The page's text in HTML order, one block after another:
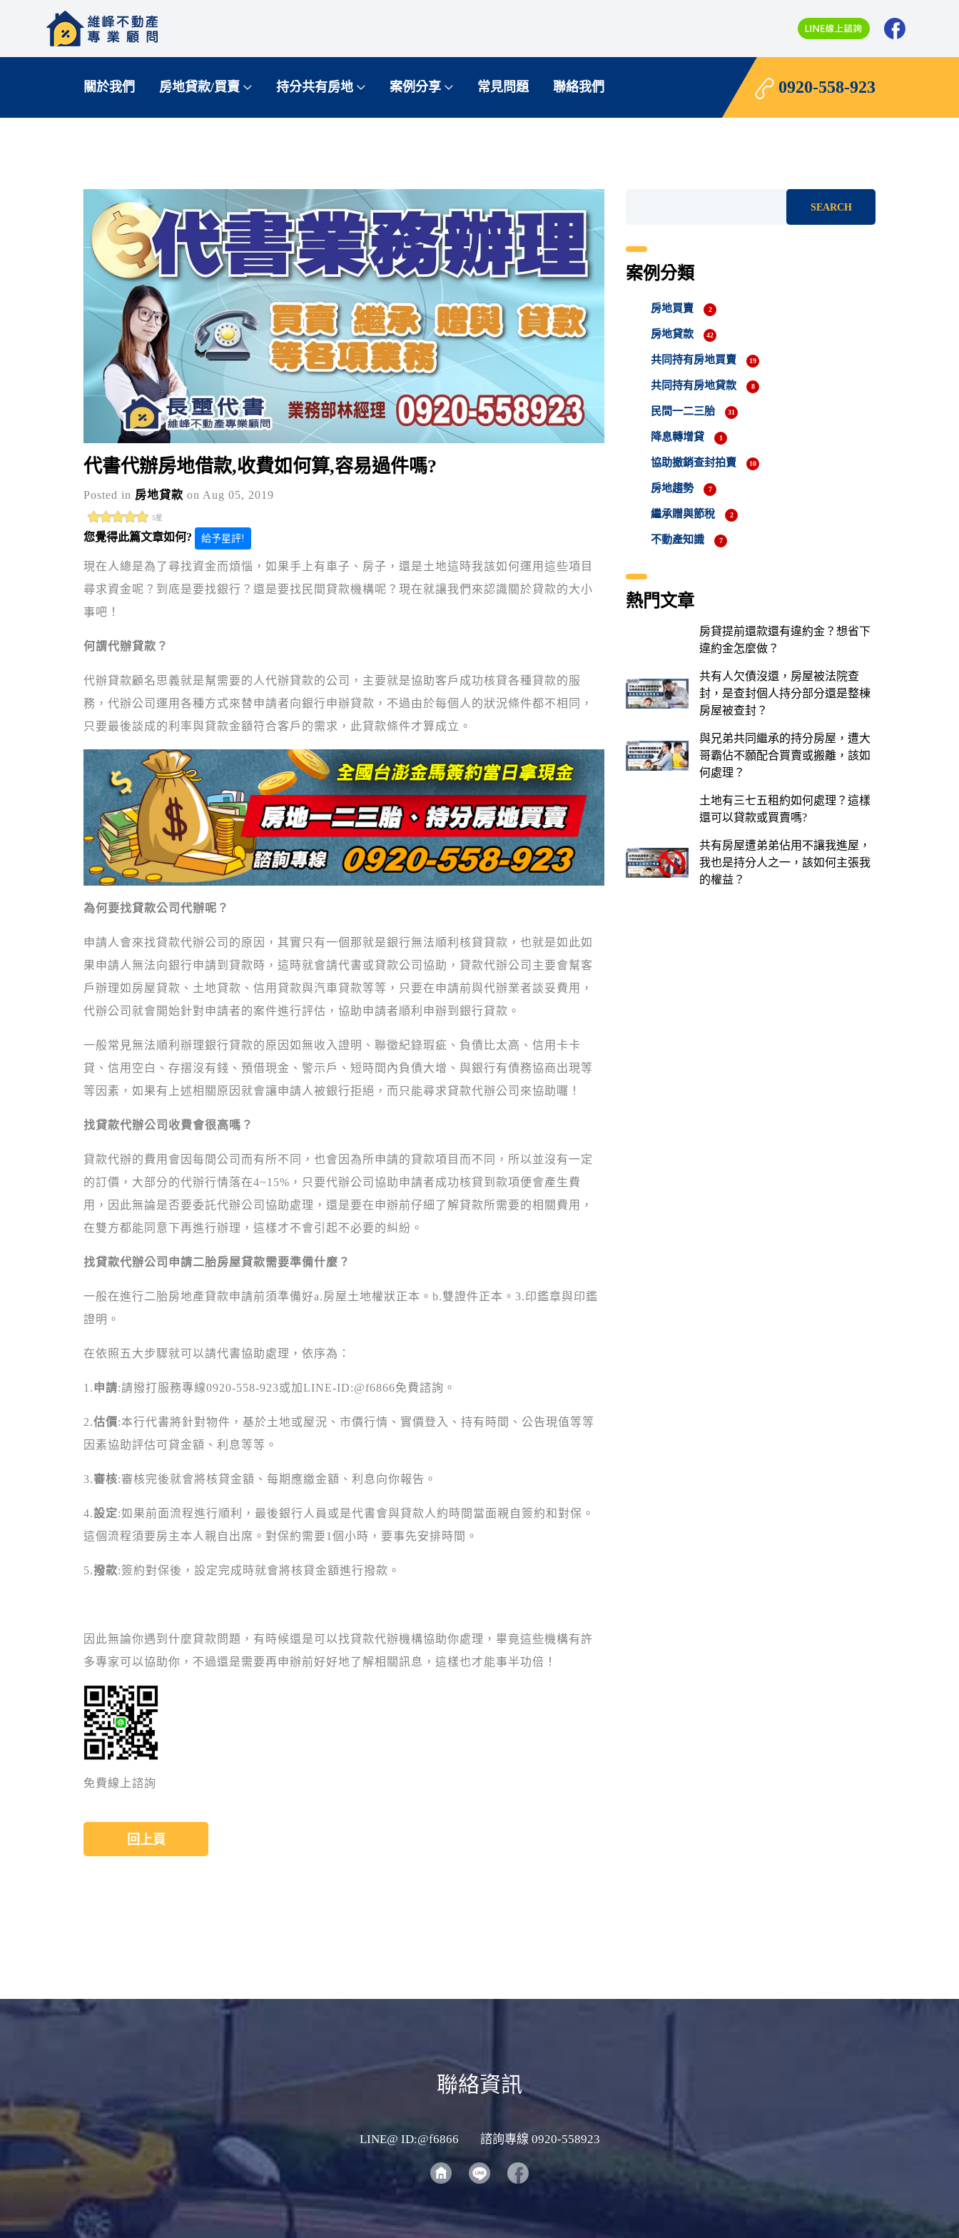
關於我們 房地貸款/買賣 持分共有房地 案例分享 常見問題 聯絡我們 0920-558-923
代書代辦房地借款,收費如何算,容易過件嗎?
Posted in 房地貸款 on Aug 05, 2019
5星
您覺得此篇文章如何? 給予星評!
現在人總是為了尋找資金而煩惱，如果手上有車子、房子，還是土地這時我該如何運用這些項目
尋求資金呢？到底是要找銀行？還是要找民間貸款機構呢？現在就讓我們來認識關於貸款的大小
事吧！
何謂代辦貸款？
代辦貸款顧名思義就是幫需要的人代辦貸款的公司，主要就是協助客戶成功核貸各種貸款的服
務，代辦公司運用各種方式來替申請者向銀行申辦貸款，不過由於每個人的狀況條件都不相同，
只要最後談成的利率與貸款金額符合客戶的需求，此貸款條件才算成立。
為何要找貸款公司代辦呢？
申請人會來找貸款代辦公司的原因，其實只有一個那就是銀行無法順利核貸貸款，也就是如此如
果申請人無法向銀行申請到貸款時，這時就會請代書或貸款公司協助，貸款代辦公司主要會幫客
戶辦理如房屋貸款、土地貸款、信用貸款與汽車貸款等等，只要在申請前與代辦業者談妥費用，
代辦公司就會開始針對申請者的案件進行評估，協助申請者順利申辦到銀行貸款。
一般常見無法順利辦理銀行貸款的原因如無收入證明、聯徵紀錄瑕疵、負債比太高、信用卡卡
貸、信用空白、存摺沒有錢、預借現金、警示戶、短時間內負債大增、與銀行有債務協商出現等
等因素，如果有上述相關原因就會讓申請人被銀行拒絕，而只能尋求貸款代辦公司來協助囉！
找貸款代辦公司收費會很高嗎？
貸款代辦的費用會因每間公司而有所不同，也會因為所申請的貸款項目而不同，所以並沒有一定
的訂價，大部分的代辦行情落在4~15%，只要代辦公司協助申請者成功核貸到款項便會產生費
用，因此無論是否要委託代辦公司協助處理，還是要在申辦前仔細了解貸款所需要的相關費用，
在雙方都能同意下再進行辦理，這樣才不會引起不必要的糾紛。
找貸款代辦公司申請二胎房屋貸款需要準備什麼？
一般在進行二胎房地產貸款申請前須準備好a.房屋土地權狀正本。b.雙證件正本。3.印鑑章與印鑑
證明。
在依照五大步驟就可以請代書協助處理，依序為：
1.申請:請撥打服務專線0920-558-923或加LINE-ID:@f6866免費諮詢。
2.估價:本行代書將針對物件，基於土地或屋況、市價行情、實價登入、持有時間、公告現值等等
因素協助評估可貸金額、利息等等。
3.審核:審核完後就會將核貸金額、每期應繳金額、利息向你報告。
4.設定:如果前面流程進行順利，最後銀行人員或是代書會與貸款人約時間當面親自簽約和對保。
這個流程須要房主本人親自出席。對保約需要1個小時，要事先安排時間。
5.撥款:簽約對保後，設定完成時就會將核貸金額進行撥款。
因此無論你遇到什麼貸款問題，有時候還是可以找貸款代辦機構協助你處理，畢竟這些機構有許
多專家可以協助你，不過還是需要再申辦前好好地了解相關訊息，這樣也才能事半功倍！
免費線上諮詢
回上頁
SEARCH
案例分類
房地買賣 2
房地貸款 42
共同持有房地買賣 19
共同持有房地貸款 8
民間一二三胎 31
降息轉增貸 1
協助撤銷查封拍賣 10
房地趨勢 7
繼承贈與節稅 2
不動產知識 7
熱門文章
房貸提前還款還有違約金？想省下
違約金怎麼做？
共有人欠債沒還，房屋被法院查
封，是查封個人持分部分還是整棟
房屋被查封？
與兄弟共同繼承的持分房屋，遭大
哥霸佔不願配合買賣或搬離，該如
何處理？
土地有三七五租約如何處理？這樣
還可以貸款或買賣嗎?
共有房屋遭弟弟佔用不讓我進屋，
我也是持分人之一，該如何主張我
的權益？
聯絡資訊
LINE@ ID:@f6866 諮詢專線 0920-558923